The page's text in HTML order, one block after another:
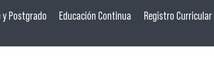
y Postgrado Educación Continua Registro Curricular